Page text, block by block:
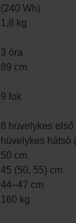
(240 Wh)
1,8 kg
3 óra
89 cm
9 fok
8 hüvelykes első
hüvelykes hátsó
50 cm
45 (50, 55) cm
44–47 cm
160 kg